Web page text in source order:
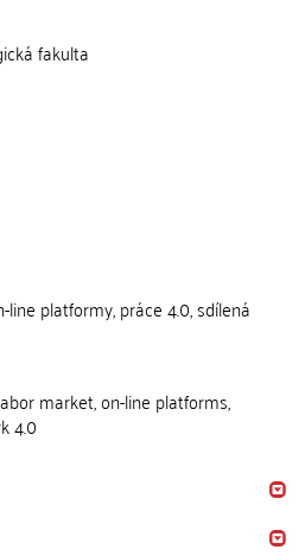
fakulta
platformy, práce 4.0, sdílená
market, on-line platforms,
4.0